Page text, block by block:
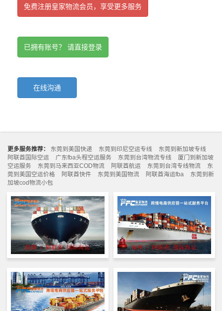
免费注册皇家物流会员，享受更多服务
已拥有账号？ 请直接登录
在线沟通
更多服务推荐： 东莞到美国快递 东莞到印尼空运专线
东莞到新加坡专线
阿联酋国际空运
广东fba头程空运服务 东莞到台湾物流专线
厦门到新加坡
空运服务
东莞到马来西亚COD物流 阿联酋航运 东莞到台湾专线物流
东
莞到美国空运价格
阿联酋快件 东莞到美国物流 阿联酋海运fba
东莞到新
加坡cod物流小包